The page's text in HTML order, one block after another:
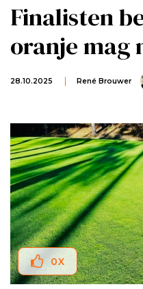
Finalisten
oranje mag
28.10.2025 René Brouwer
0X